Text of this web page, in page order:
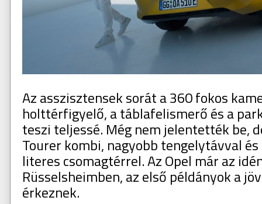
Az asszisztensek sorát a 360 fokos
holttérfigyelő, a táblafelismerő és a
teszi teljessé. Még nem jelentették be,
Tourer kombi, nagyobb tengelytávval
literes csomagtérrel. Az Opel már az
Rüsselsheimben, az első példányok a
érkeznek.